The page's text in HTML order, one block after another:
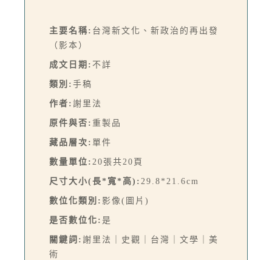
主要名稱: 台灣新文化、新政治的再出發
（影本）
成文日期: 不詳
類別: 手稿
作者: 謝里法
原件與否: 重製品
藏品層次: 單件
數量單位: 20張共20頁
尺寸大小(長*寬*高): 29.8*21.6cm
數位化類別: 影像(圖片)
是否數位化: 是
關鍵詞: 謝里法｜史觀｜台灣｜文學｜美
術